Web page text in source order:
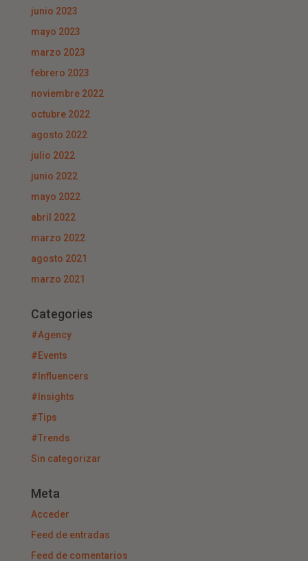
junio 2023
mayo 2023
marzo 2023
febrero 2023
noviembre 2022
octubre 2022
agosto 2022
julio 2022
junio 2022
mayo 2022
abril 2022
marzo 2022
agosto 2021
marzo 2021
Categories
#Agency
#Events
#Influencers
#Insights
#Tips
#Trends
Sin categorizar
Meta
Acceder
Feed de entradas
Feed de comentarios